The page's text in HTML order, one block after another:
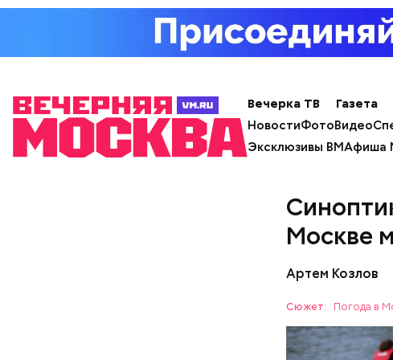
Вечерка ТВ Газета
НовостиФотоВидео
Эксклюзивы ВМАфиша
Москве
Артем Козлов
Сюжет: Погода в
больше
учебные
Во время
числе в
и Владимира